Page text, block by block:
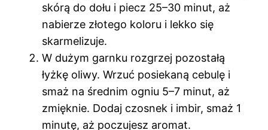
skórą do dołu i piecz 25–30 minut, aż
nabierze złotego koloru i lekko się
skarmelizuje.
W dużym garnku rozgrzej pozostałą
łyżkę oliwy. Wrzuć posiekaną cebulę i
smaż na średnim ogniu 5–7 minut, aż
zmięknie. Dodaj czosnek i imbir, smaż 1
minutę, aż poczujesz aromat.